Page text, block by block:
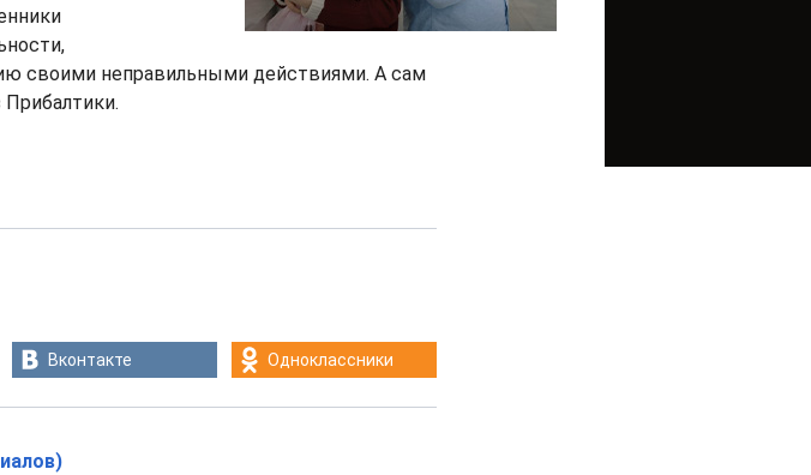
своими неправильными действиями. А сам
Прибалтики.
Вконтакте Одноклассники